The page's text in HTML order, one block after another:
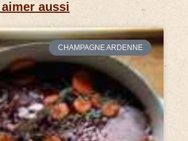
aussi
CHAMPAGNE ARDENNE